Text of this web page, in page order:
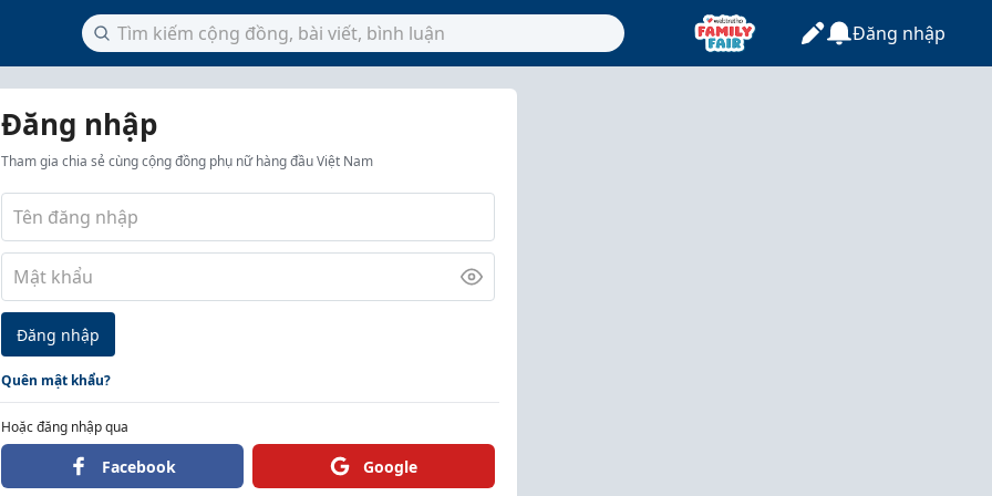
Đăng nhập
Đăng nhập
Tham gia chia sẻ cùng cộng đồng phụ nữ hàng đầu Việt Nam
Đăng nhập
Quên mật khẩu?
Hoặc đăng nhập qua
Facebook Google